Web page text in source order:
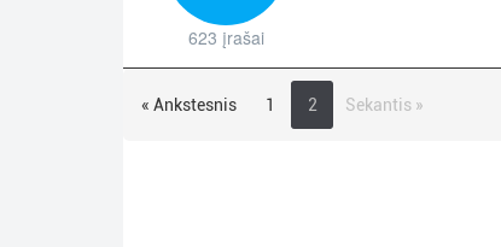
623 įrašai
« Ankstesnis 1 2 Sekantis »